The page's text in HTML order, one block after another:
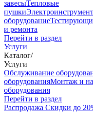
завесыТепловые
пушки
оборудование
и ремонта
Перейти в раздел
Услуги
Каталог/
Услуги
Oбслуживание
оборудованияМонтаж и
оборудования
Перейти в раздел
Распродажа Скидки до